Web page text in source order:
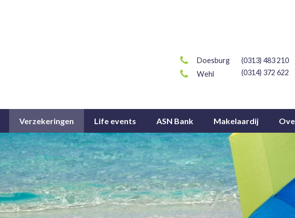
Doesburg
(0313) 483 210
Wehl
(0314) 372 622
Verzekeringen Life events ASN Bank Makelaardij